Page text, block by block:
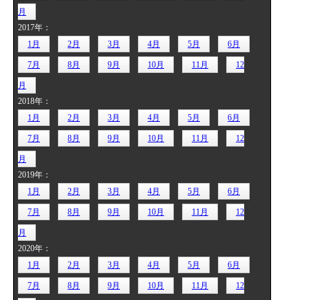
月
2017年：
1月
2月 3月 4月 5月 6月
7月 8月 9月 10月 11月 12
月
2018年：
1月
2月 3月 4月 5月 6月
7月 8月 9月 10月 11月 12
月
2019年：
1月
2月 3月 4月 5月 6月
7月 8月 9月 10月 11月 12
月
2020年：
1月
2月 3月 4月 5月 6月
7月 8月 9月 10月 11月 12